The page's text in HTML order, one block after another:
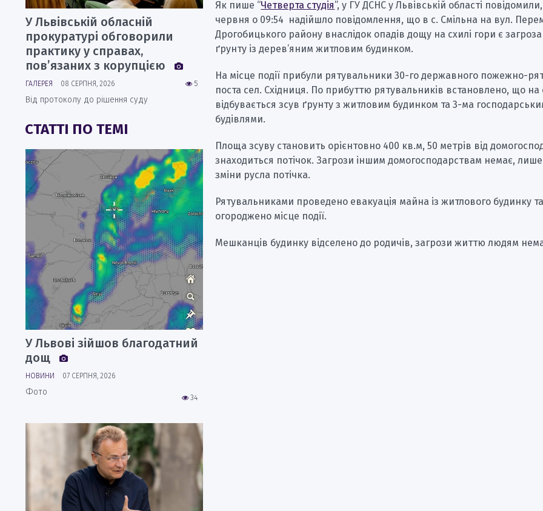
Як пише “Четверта студія”, у ГУ ДСНС у Львівській області
червня о 09:54 надійшло повідомлення, що в с. Смільна на вул.
Дрогобицького району внаслідок опадів дощу на схилі гори є
ґрунту із дерев’яним житловим будинком.
На місце події прибули рятувальники 30-го державного пожежно-
поста сел. Східниця. По прибуттю рятувальників встановлено, що на
відбувається зсув ґрунту з житловим будинком та 3-ма
будівлями.
Площа зсуву становить орієнтовно 400 кв.м, 50 метрів від
знаходиться потічок. Загрози іншим домогосподарствам немає, лише
зміни русла потічка.
Рятувальниками проведено евакуація майна із житлового будинку
огороджено місце події.
Мешканців будинку відселено до родичів, загрози життю людям
У Львівській обласній
прокуратурі обговорили
практику у справах,
пов’язаних з корупцією
5
ГАЛЕРЕЯ 08 СЕРПНЯ, 2026
Від протоколу до рішення суду
СТАТТІ ПО ТЕМІ
У Львові зійшов благодатний
дощ
НОВИНИ 07 СЕРПНЯ, 2026
34
Фото